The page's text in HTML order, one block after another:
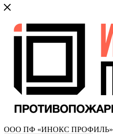
ООО ПФ «ИНОКС ПРОФИЛЬ»